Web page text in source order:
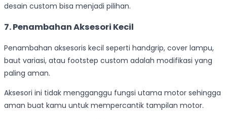
desain custom bisa menjadi pilihan.
7. Penambahan Aksesori Kecil
Penambahan aksesoris kecil seperti handgrip, cover lampu,
baut variasi, atau footstep custom adalah modifikasi yang
paling aman.
Aksesori ini tidak mengganggu fungsi utama motor sehingga
aman buat kamu untuk mempercantik tampilan motor.